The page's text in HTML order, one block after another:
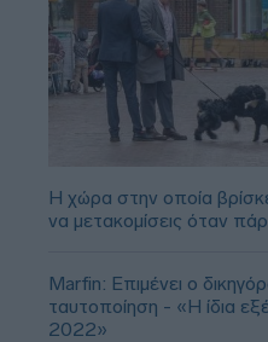
Η χώρα στην οποία
να μετακομίσεις όταν
Marfin: Επιμένει ο
ταυτοποίηση - «Η ίδια
2022»